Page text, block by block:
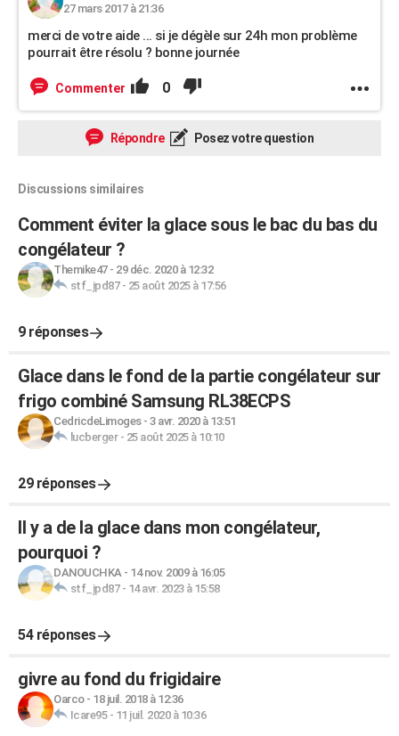
27 mars 2017 à 21:36
merci de votre aide ... si je dégèle sur 24h mon problème
pourrait être résolu ? bonne journée
Commenter 0
Répondre Posez votre question
Discussions similaires
Comment éviter la glace sous le bac du bas du
congélateur ?
Themike47- 29 déc. 2020 à 12:32
stf_jpd87- 25 août 2025 à 17:56
9 réponses
Glace dans le fond de la partie congélateur sur
frigo combiné Samsung RL38ECPS
CedricdeLimoges- 3 avr. 2020 à 13:51
lucberger- 25 août 2025 à 10:10
29 réponses
Il y a de la glace dans mon congélateur,
pourquoi ?
DANOUCHKA- 14 nov. 2009 à 16:05
stf_jpd87- 14 avr. 2023 à 15:58
54 réponses
givre au fond du frigidaire
Oarco- 18 juil. 2018 à 12:36
Icare95- 11 juil. 2020 à 10:36